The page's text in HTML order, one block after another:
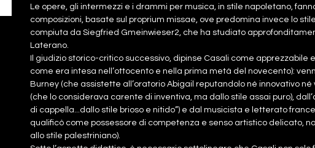
Le opere, gli intermezzi e i drammi per musica, in stile napoletano,
composizioni, basate sul proprium missae, ove predomina invece lo
compiuta da Siegfried Gmeinwieser2, che ha studiato
Laterano.
Il giudizio storico-critico successivo, dipinse Casali come
come era intesa nell’ottocento e nella prima metà del novecento):
Burney (che assistette all’oratorio Abigail reputandolo né innovativo
(che lo considerava carente di inventiva, ma dallo stile assai puro),
di cappella...dallo stile brioso e nitido”) e dal musicista e letterato
qualificò come possessore di competenza e senso artistico delicato,
allo stile palestriniano).